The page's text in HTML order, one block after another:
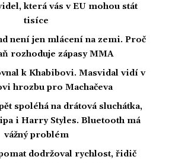
která vás v EU mohou stát
tisíce
není jen mlácení na zemi. Proč
rozhoduje zápasy MMA
k Khabibovi. Masvidal vidí v
hrozbu pro Machačeva
spoléhá na drátová sluchátka,
i Harry Styles. Bluetooth má
vážný problém
dodržoval rychlost, řidič